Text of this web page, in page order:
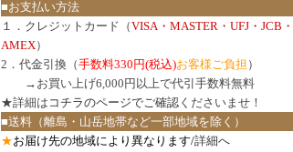
■お支払い方法
１．クレジットカード（VISA・MASTER・UFJ・JCB・
AMEX）
2．代金引換（手数料330円(税込)お客様ご負担 ）
→お買い上げ6,000円以上で代引手数料無料
★詳細は コチラのページでご確認 くださいませ！
■送料（離島・山岳地帯など一部地域を除く）
★お届け先の地域により異なります/詳細へ